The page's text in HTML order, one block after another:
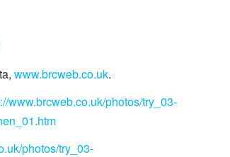
www.brcweb.co.uk.
www.brcweb.co.uk/photos/try_03-
photos/try_03-